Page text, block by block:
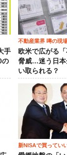
手
の
不動産業界 噂の現
欧米で広がる
脅威…迷う日本
い取られる？
新NISAで買ってい